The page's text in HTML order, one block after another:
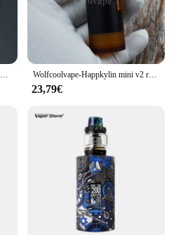
HappFuria-Kit de reconstitution mécanique qp kali v2 rda, adapté pour 18650/20700/21700/batterie Wolfcoolvape-Happkylin mini v2 rta, kit électronique Laguna ette Vape 22mm RDA Slam piece 18650 batterie Side fire mods
23,79€